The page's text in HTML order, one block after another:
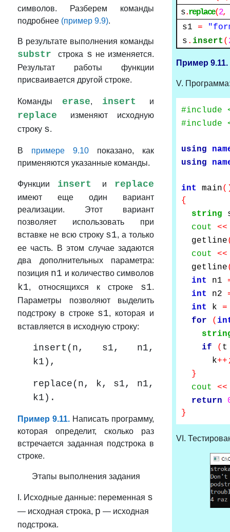
символов. Разберем команды
подробнее (пример 9.9).
В результате выполнения команды
substr строка s не изменяется.
Результат работы функции
присваивается другой строке.
Команды erase, insert и
replace
изменяют исходную
строку s.
В примере 9.10 показано, как
применяются указанные команды.
Функции insert и replace
имеют еще один вариант
реализации. Этот вариант
позволяет использовать при
вставке не всю строку s1, а только
ее часть. В этом случае задаются
два дополнительных параметра:
позиция n1 и количество символов
k1, относящихся к строке s1.
Параметры позволяют выделить
подстроку в строке s1, которая и
вставляется в исходную строку:
insert(n, s1, n1,
k1),
replace(n, k, s1, n1,
k1).
Пример 9.11. Написать программу,
которая определит, сколько раз
встречается заданная подстрока в
строке.
Этапы выполнения задания
I. Исходные данные: переменная s
— исходная строка, p — исходная
подстрока.
s.replace(2,
s1 =
s . insert (
Пример 9.11.
V.
#include
#include
using
using
int main
{
string
cout
<<
getline
cout
<<
getline
int
n1
int
n2
int
k =
for
(
if
(
k
}
cout
<<
return
}
VI.